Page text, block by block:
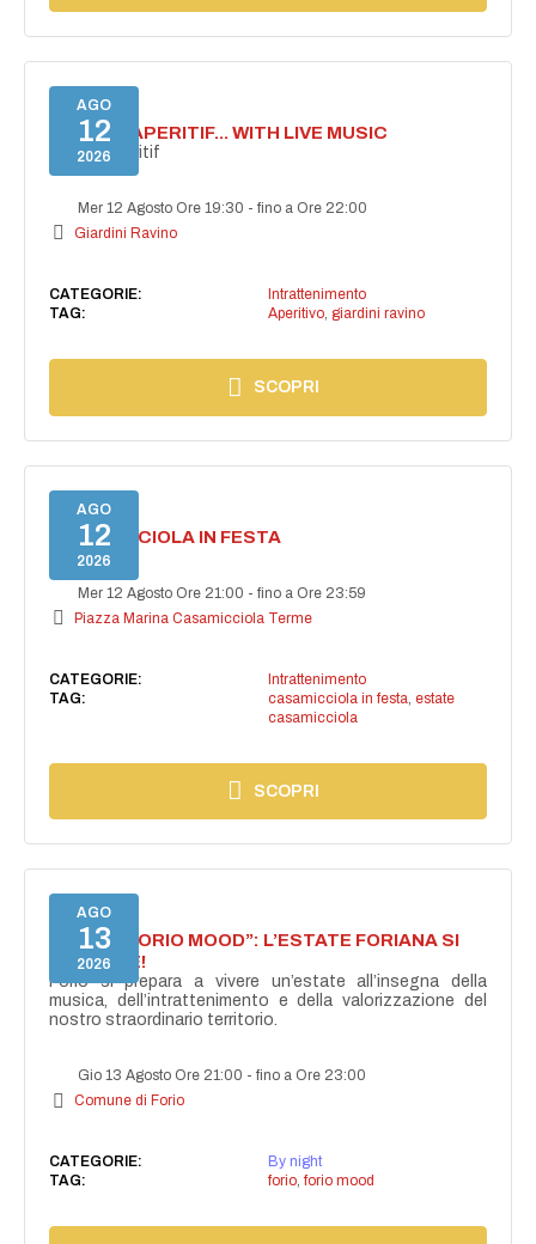
AGO
12
2026
SECRET APERITIF... WITH LIVE MUSIC
Secret aperitif
Mer 12 Agosto Ore 19:30 -fino a Ore 22:00
Giardini Ravino
CATEGORIE:
Intrattenimento
TAG:
Aperitivo, giardini ravino
SCOPRI
AGO
12
2026
CASAMICCIOLA IN FESTA
Mer 12 Agosto Ore 21:00 -fino a Ore 23:59
Piazza Marina Casamicciola Terme
CATEGORIE:
Intrattenimento
TAG:
casamicciola in festa estate
casamicciola
SCOPRI
AGO
13
2026
NASCE “FORIO MOOD”: L’ESTATE FORIANA SI
ACCENDE!
Forio si prepara a vivere un’estate all’insegna della
musica, dell’intrattenimento e della valorizzazione del
nostro straordinario territorio.
Gio 13 Agosto Ore 21:00 -fino a Ore 23:00
Comune di Forio
CATEGORIE:
By night
TAG:
forio, forio mood